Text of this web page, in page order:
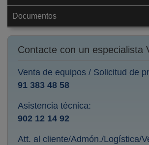
Documentos
Contacte con un especialista
Venta de equipos / Solicitud de
91 383 48 58
Asistencia técnica:
902 12 14 92
Att. al cliente/Admón./Logística/